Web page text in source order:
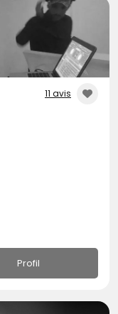
11 avis
Profil